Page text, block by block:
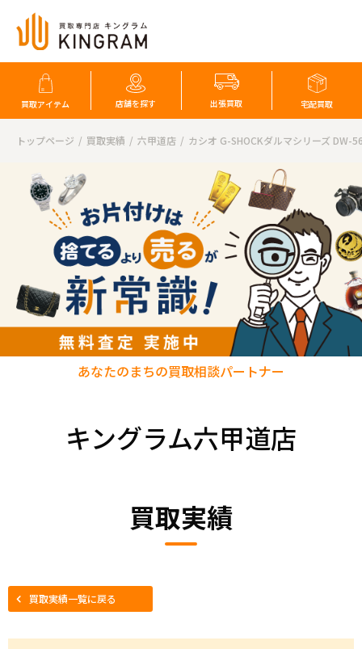
買取アイテム 店舗を探す 出張買取 宅配買取
トップページ 買取実績 六甲道店 カシオ G-SHOCKダルマシリーズ DW-
キングラム六甲道店
あなたのまちの買取相談パートナー
買取実績
買取実績一覧に戻る